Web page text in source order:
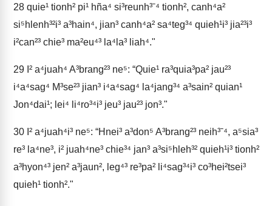
28 quie¹ tionh² pi¹ hña⁴ si³reunh³ˉ⁴ tionh², canh⁴a²
si⁵hlenh³²i³ a³hain⁴, jian³ canh⁴a² sa⁴teg³⁴ quieh¹i³ jia²³i³
i²can²³ chie³ ma²eu⁴³ la⁴la³ liah⁴."
29 I² a⁴juah⁴ A³brang²³ ne⁵: “Quie¹ ra³quia³pa² jau²³
i⁴a⁴sag⁴ M³se²³ jian³ i⁴a⁴sag⁴ la⁴jang³⁴ a³sain² quian¹
Jon⁴dai¹; lei⁴ li⁴ro³⁴i³ jeu³ jau²³ jon³."
30 I² a⁴juah⁴i³ ne⁵: “Hnei³ a³don⁵ A³brang²³ neih³ˉ⁴, a⁵sia³
re³ la⁴ne³, i² juah⁴ne³ chie³⁴ jan³ a³si⁵hleh³² quieh¹i³ tionh²
a³hyon⁴³ jen² a³jaun², leg⁴³ re³pa² li⁴sag³⁴i³ co³hei²tsei³
quieh¹ tionh²."